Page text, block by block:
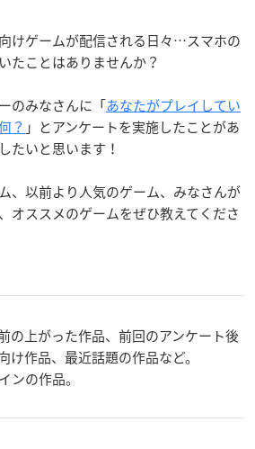
けゲームが配信される日々…スマホの
たことはありませんか？
のみなさんに「あなたがプレイしてい
？ 」とアンケートを実施したことがあ
たいと思います！
、以前より人気のゲーム、みなさんが
オススメのゲームをぜひ教えてくださ
の上がった作品、前回のアンケート後
け作品、最近話題の作品など。
ンの作品。